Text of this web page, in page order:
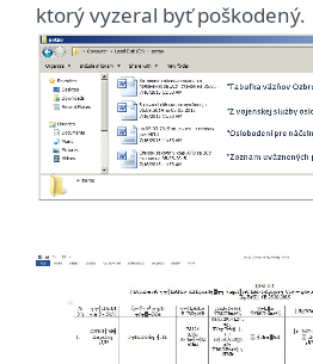
ktorý vyzeral byť poškodený.